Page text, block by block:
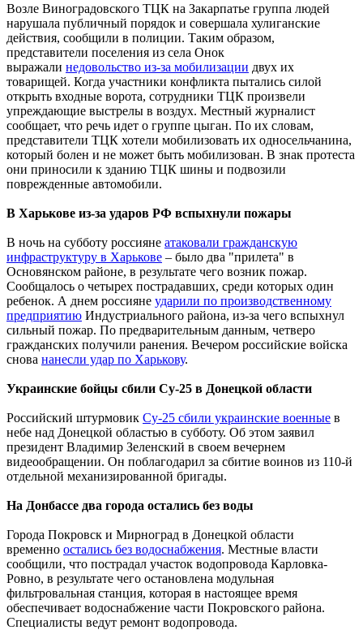
Возле Виноградовского ТЦК на Закарпатье группа людей
нарушала публичный порядок и совершала хулиганские
действия, сообщили в полиции. Таким образом,
представители поселения из села Онок
выражали недовольство из-за мобилизации двух их
товарищей. Когда участники конфликта пытались силой
открыть входные ворота, сотрудники ТЦК произвели
упреждающие выстрелы в воздух. Местный журналист
сообщает, что речь идет о группе цыган. По их словам,
представители ТЦК хотели мобилизовать их односельчанина,
который болен и не может быть мобилизован. В знак протеста
они приносили к зданию ТЦК шины и подвозили
поврежденные автомобили.
В Харькове из-за ударов РФ вспыхнули пожары
В ночь на субботу россияне атаковали гражданскую
инфраструктуру в Харькове – было два "прилета" в
Основянском районе, в результате чего возник пожар.
Сообщалось о четырех пострадавших, среди которых один
ребенок. А днем россияне ударили по производственному
предприятию Индустриального района, из-за чего вспыхнул
сильный пожар. По предварительным данным, четверо
гражданских получили ранения. Вечером российские войска
снова нанесли удар по Харькову.
Украинские бойцы сбили Су-25 в Донецкой области
Российский штурмовик Су-25 сбили украинские военные в
небе над Донецкой областью в субботу. Об этом заявил
президент Владимир Зеленский в своем вечернем
видеообращении. Он поблагодарил за сбитие воинов из 110-й
отдельной механизированной бригады.
На Донбассе два города остались без воды
Города Покровск и Мирноград в Донецкой области
временно остались без водоснабжения. Местные власти
сообщили, что пострадал участок водопровода Карловка-
Ровно, в результате чего остановлена модульная
фильтровальная станция, которая в настоящее время
обеспечивает водоснабжение части Покровского района.
Специалисты ведут ремонт водопровода.